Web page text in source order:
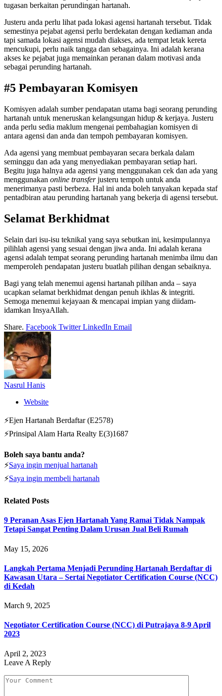
tugasan berkaitan perundingan hartanah.
Justeru anda perlu lihat pada lokasi agensi hartanah tersebut. Tidak
semestinya pejabat agensi perlu berdekatan dengan kediaman anda
tapi samada lokasi agensi mudah diakses, ada tempat letak kereta
mencukupi, perlu naik tangga dan sebagainya. Ini adalah kerana
akses ke pejabat juga memainkan peranan dalam motivasi anda
sebagai perunding hartanah.
#5 Pembayaran Komisyen
Komisyen adalah sumber pendapatan utama bagi seorang perunding
hartanah untuk meneruskan kelangsungan hidup & kerjaya. Justeru
anda perlu sedia maklum mengenai pembahagian komisyen di
antara agensi dan anda dan tempoh pembayaran komisyen.
Ada agensi yang membuat pembayaran secara berkala dalam
seminggu dan ada yang menyediakan pembayaran setiap hari.
Begitu juga halnya ada agensi yang menggunakan cek dan ada yang
menggunakan online transferjusteru tempoh untuk anda
menerimanya pasti berbeza. Hal ini anda boleh tanyakan kepada staf
pentadbiran atau perunding hartanah yang bekerja di agensi tersebut.
Selamat Berkhidmat
Selain dari isu-isu teknikal yang saya sebutkan ini, kesimpulannya
pilihlah agensi yang sesuai dengan jiwa anda. Ini adalah kerana
agensi adalah tempat seorang perunding hartanah menimba ilmu dan
memperoleh pendapatan justeru buatlah pilihan dengan sebaiknya.
Bagi yang telah menemui agensi hartanah pilihan anda – saya
ucapkan selamat berkhidmat dengan penuh ikhlas & integriti.
Semoga menemui kejayaan & mencapai impian yang diidam-
idamkan InsyaAllah.
Share. Facebook Twitter LinkedIn Email
Nasrul Hanis
Website
⚡Ejen Hartanah Berdaftar (E2578)
⚡Prinsipal Alam Harta Realty E(3)1687
Boleh saya bantu anda?
⚡Saya ingin menjual hartanah
⚡Saya ingin membeli hartanah
Related Posts
9 Peranan Asas Ejen Hartanah Yang Ramai Tidak Nampak
Tetapi Sangat Penting Dalam Urusan Jual Beli Rumah
May 15, 2026
Langkah Pertama Menjadi Perunding Hartanah Berdaftar di
Kawasan Utara – Sertai Negotiator Certification Course (NCC)
di Kedah
March 9, 2025
Negotiator Certification Course (NCC) di Putrajaya 8-9 April
2023
April 2, 2023
Leave A Reply